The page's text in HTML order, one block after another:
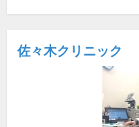
佐々木クリニック